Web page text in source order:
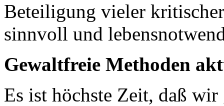
Beteiligung vieler
sinnvoll und
Gewaltfreie Methoden
Es ist höchste Zeit, daß wir